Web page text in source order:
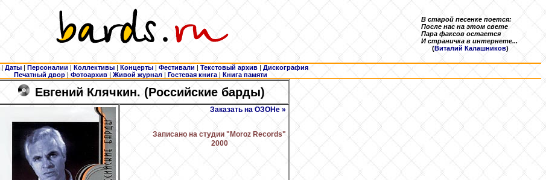
В старой песенке поется:
После нас на этом свете
Пара факсов остается
И страничка в интернете...
(Виталий Калашников)
| Даты| Персоналии | Коллективы | Концерты | Фестивали | Текстовый архив | Дискография
Печатный двор | Фотоархив | Живой журнал | Гостевая книга | Книга памяти
Евгений Клячкин. (Российские барды)
Заказать на ОЗОНе »
Записано на студии "Moroz Records"
2000